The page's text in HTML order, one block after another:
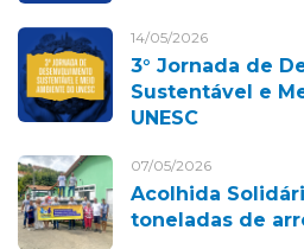
14/05/2026
3° Jornada de
Sustentável e
UNESC
07/05/2026
Acolhida
toneladas de